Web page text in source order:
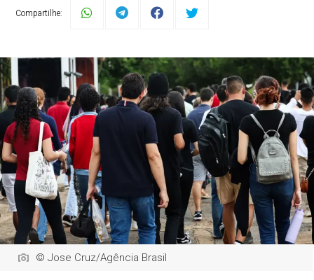
Compartilhe:
© Jose Cruz/Agência Brasil